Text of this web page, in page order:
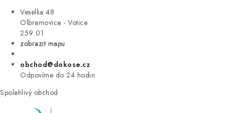
Veselka 48
Olbramovice - Votice
259 01
zobrazit mapu
obchod@dokose.cz
Odpovíme do 24 hodin
Spolehlivý obchod
VÝPRODEJ
ZNAČKY
Úvod Kontakt Blog
Moje objednávka